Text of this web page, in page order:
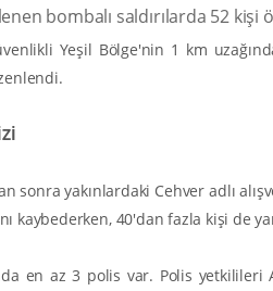
bombalı saldırılarda 52 kişi
Yeşil Bölge'nin 1 km
sonra yakınlardaki Cehver adlı
kaybederken, 40'dan fazla kişi de
en az 3 polis var. Polis yetkilileri